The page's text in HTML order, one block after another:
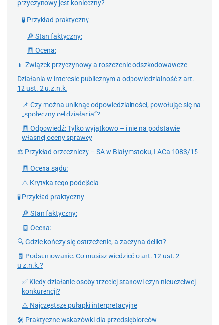
przyczynowy jest konieczny?
🧪 Przykład praktyczny
🔎 Stan faktyczny:
🧾 Ocena:
📊 Związek przyczynowy a roszczenie odszkodowawcze
Działania w interesie publicznym a odpowiedzialność z art.
12 ust. 2 u.z.n.k.
📌 Czy można uniknąć odpowiedzialności, powołując się na
„społeczny cel działania”?
🧾 Odpowiedź: Tylko wyjątkowo – i nie na podstawie
własnej oceny sprawcy
⚖️ Przykład orzeczniczy – SA w Białymstoku, I ACa 1083/15
🧾 Ocena sądu:
⚠️ Krytyka tego podejścia
🧪 Przykład praktyczny
🔎 Stan faktyczny:
🧾 Ocena:
🔍 Gdzie kończy się ostrzeżenie, a zaczyna delikt?
🧾 Podsumowanie: Co musisz wiedzieć o art. 12 ust. 2
u.z.n.k.?
✅ Kiedy działanie osoby trzeciej stanowi czyn nieuczciwej
konkurencji?
⚠️ Najczęstsze pułapki interpretacyjne
🛠️ Praktyczne wskazówki dla przedsiębiorców